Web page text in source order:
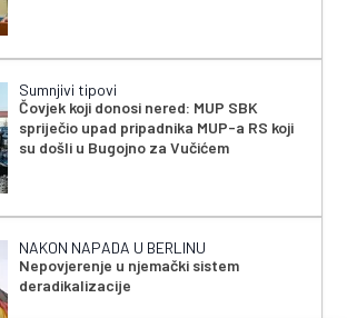
Sumnjivi tipovi
Čovjek koji donosi nered: MUP SBK
spriječio upad pripadnika MUP-a RS koji
su došli u Bugojno za Vučićem
NAKON NAPADA U BERLINU
Nepovjerenje u njemački sistem
deradikalizacije